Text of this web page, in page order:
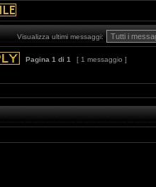
Visualizza ultimi messaggi:
Pagina 1 di 1 [ 1 messaggio ]